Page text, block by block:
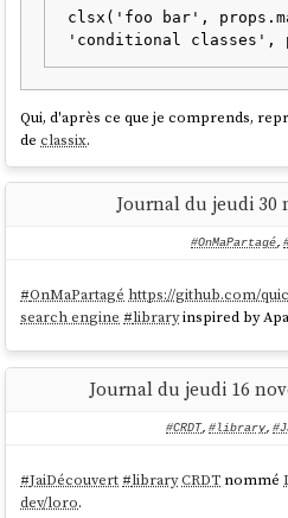
clsx('foo bar',
Qui, d'après ce que je comprends,
declassix.
Afin d'éviter un effet debalkanisation,
Journal du jeudi 30
#OnMaPartagé,
#OnMaPartagé https://github.com/
search engine #libraryinspired by
Journal du jeudi 16
#CRDT, #library,
#JaiDécouvert #libraryCRDT nommé
dev/loro.